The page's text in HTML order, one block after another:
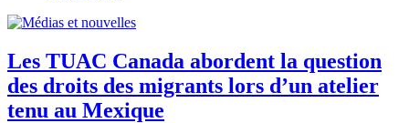
Les TUAC Canada abordent la question
des droits des migrants lors d’un atelier
tenu au Mexique